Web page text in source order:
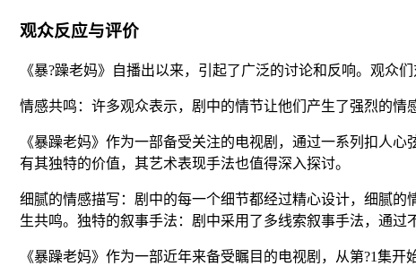
观众反应与评价
《暴?躁老妈》自播出以来，引起了广泛的讨论和反响。观众
情感共鸣：许多观众表示，剧中的情节让他们产生了强烈的
《暴躁老妈》作为一部备受关注的电视剧，通过一系列扣人
有其独特的价值，其艺术表现手法也值得深入探讨。
细腻的情感描写：剧中的每一个细节都经过精心设计，细腻
生共鸣。独特的叙事手法：剧中采用了多线索叙事手法，通过
《暴躁老妈》作为一部近年来备受瞩目的电视剧，从第?1集